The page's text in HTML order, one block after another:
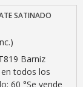
SATINADO
Barniz
todos los
60 °Se vende